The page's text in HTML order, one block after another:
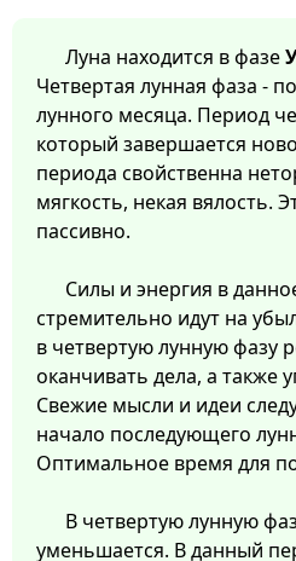
Луна находится в фазе
Четвертая лунная фаза -
лунного месяца. Период
который завершается
периода свойственна
мягкость, некая вялость.
пассивно.
Силы и энергия в
стремительно идут на
в четвертую лунную фазу
оканчивать дела, а также
Свежие мысли и идеи
начало последующего
Оптимальное время для
В четвертую лунную
уменьшается. В данный